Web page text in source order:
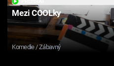
Mezi COOLky
Komedie / Zábavný